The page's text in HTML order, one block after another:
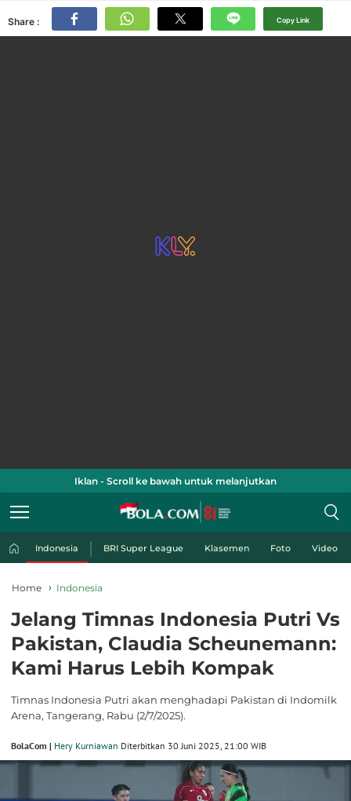
Share : Copy Link
Iklan - Scroll ke bawah untuk melanjutkan
Indonesia BRI Super League Klasemen Foto Video
Home Indonesia
Jelang Timnas Indonesia Putri Vs
Pakistan, Claudia Scheunemann:
Kami Harus Lebih Kompak
Timnas Indonesia Putri akan menghadapi Pakistan di Indomilk
Arena, Tangerang, Rabu (2/7/2025).
BolaCom | Hery Kurniawan Diterbitkan 30 Juni 2025, 21:00 WIB